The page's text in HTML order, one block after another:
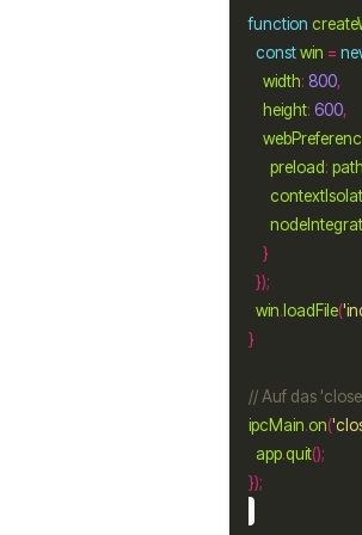
function
constwin =
width: 800
height: 600
preload: path
win. loadFile(
ipcMain.on(
app.quit